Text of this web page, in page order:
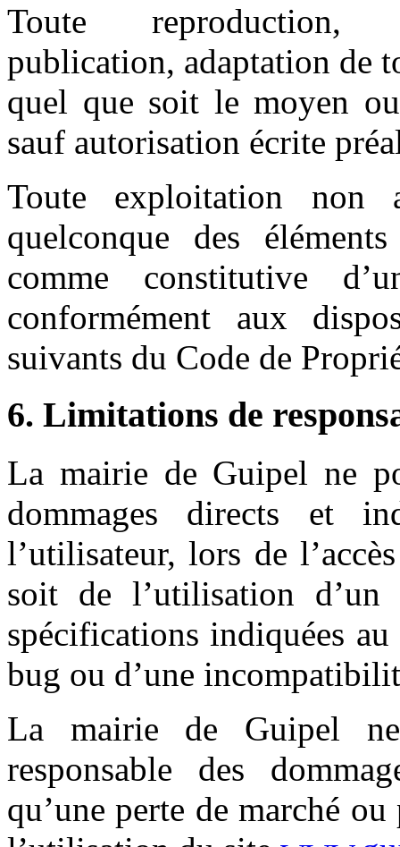
Toute reproduction,
publication, adaptation de
quel que soit le moyen
sauf autorisation écrite
Toute exploitation
quelconque des
comme constitutive
conformément aux
suivants du Code de
6. Limitations de
La mairie de Guipel ne
dommages directs et
l’utilisateur, lors de
soit de l’utilisation d’un
spécifications indiquées
bug ou d’une
La mairie de Guipel
responsable des
qu’une perte de marché